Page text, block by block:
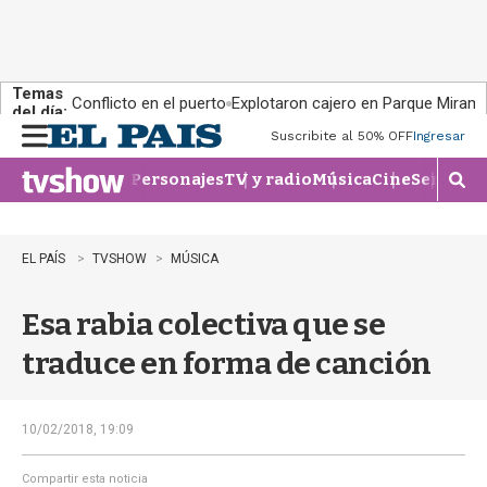
Temas
del día: Conflicto en el puerto Explotaron cajero en Parque
n
u
Suscribite al 50% OFFIngresar
PersonajesTV y radioMúsicaCineSeries
M
o
e
EL PAÍS TVSHOW MÚSICA
Esa rabia colectiva que se
traduce en forma de canción
10/02/2018, 19:09
Compartir esta noticia